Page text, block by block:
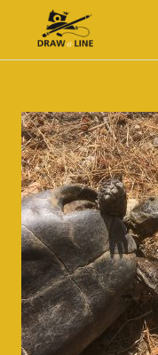
Draw-a-Line Grafik-